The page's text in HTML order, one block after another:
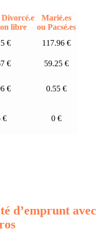
libre
Marié.es
ou Pacsé.es
€
117.96 €
€
59.25 €
€ 0.55 €
€ 0 €
d’emprunt avec